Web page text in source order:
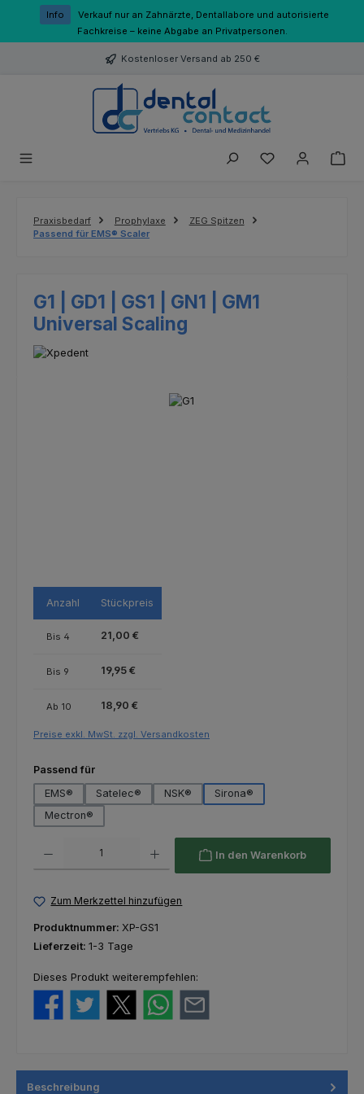
Zum Hauptinhalt springen
Info
Verkauf nur an Zahnärzte, Dentallabore und autorisierte
Fachkreise – keine Abgabe an Privatpersonen.
Kostenloser Versand ab 250 €
Du hast 0
Praxisbedarf Prophylaxe
ZEG Spitzen
Passend für EMS® Scaler
G1 | GD1 | GS1 | GN1 | GM1
Universal Scaling
Anzahl Stückpreis
Bis 4 21,00 €
Bis 9 19,95 €
Ab 10 18,90 €
Preise exkl. MwSt. zzgl. Versandkosten
Passend fürauswählen
EMS®
Satelec® NSK®
Sirona®
Mectron®
In den Warenkorb
Zum Merkzettel hinzufügen
Produktnummer: XP-GS1
Lieferzeit: 1-3 Tage
Dieses Produkt weiterempfehlen:
Beschreibung